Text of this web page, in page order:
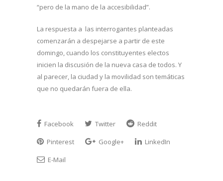
“pero de la mano de la accesibilidad”.
La respuesta a las interrogantes planteadas
comenzarán a despejarse a partir de este
domingo, cuando los constituyentes electos
inicien la discusión de la nueva casa de todos. Y
al parecer, la ciudad y la movilidad son temáticas
que no quedarán fuera de ella.
Facebook Twitter
Reddit
Pinterest
Google+
LinkedIn
E-Mail